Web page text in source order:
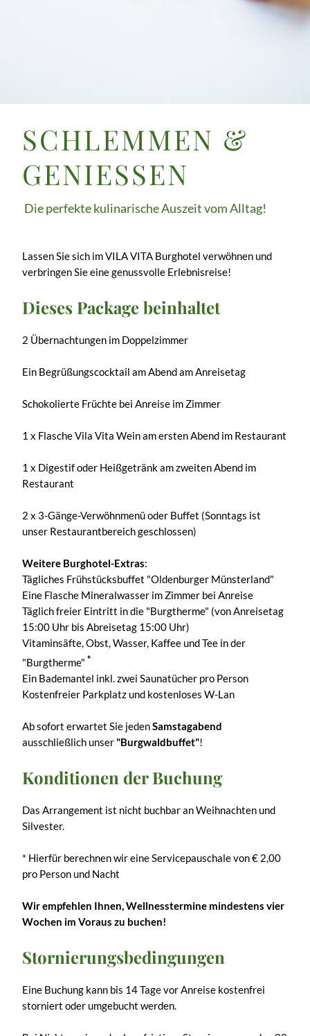
SCHLEMMEN &
GENIESSEN
Die perfekte kulinarische Auszeit vom Alltag!
Lassen Sie sich im VILA VITA Burghotel verwöhnen und
verbringen Sie eine genussvolle Erlebnisreise!
Dieses Package beinhaltet
2 Übernachtungen im Doppelzimmer
Ein Begrüßungscocktail am Abend am Anreisetag
Schokolierte Früchte bei Anreise im Zimmer
1 x Flasche Vila Vita Wein am ersten Abend im Restaurant
1 x Digestif oder Heißgetränk am zweiten Abend im
Restaurant
2 x 3-Gänge-Verwöhnmenü oder Buffet (Sonntags ist
unser Restaurantbereich geschlossen)
Weitere Burghotel-Extras:
Tägliches Frühstücksbuffet "Oldenburger Münsterland"
Eine Flasche Mineralwasser im Zimmer bei Anreise
Täglich freier Eintritt in die "Burgtherme" (von Anreisetag
15:00 Uhr bis Abreisetag 15:00 Uhr)
Vitaminsäfte, Obst, Wasser, Kaffee und Tee in der
"Burgtherme" *
Ein Bademantel inkl. zwei Saunatücher pro Person
Kostenfreier Parkplatz und kostenloses W-Lan
Ab sofort erwartet Sie jedenSamstagabend
ausschließlich unser "Burgwaldbuffet"!
Kondi­tionen der Buchung
Das Arrangement ist nicht buchbar an Weihnachten und
Silvester.
* Hierfür berechnen wir eine Servicepauschale von € 2,00
pro Person und Nacht
Wir empfehlen Ihnen, Wellnesstermine mindestens vier
Wochen im Voraus zu buchen!
Stornie­rungs­be­din­gungen
Eine Buchung kann bis 14 Tage vor Anreise kostenfrei
storniert oder umgebucht werden.